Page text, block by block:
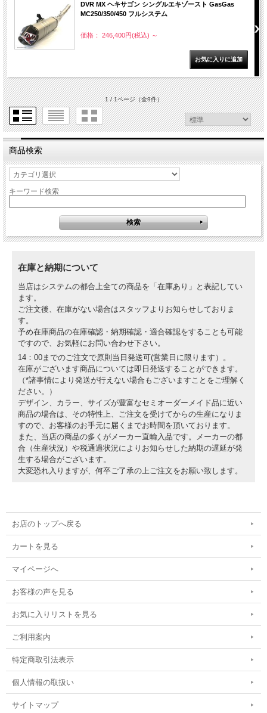
DVR MX ヘキサゴン シングルエキゾースト GasGas
MC250/350/450 フルシステム
価格： 246,400円(税込) ～
1 / 1ページ（全9件）
商品検索
キーワード検索
在庫と納期について
当店はシステムの都合上全ての商品を「在庫あり」と表記してい
ます。
ご注文後、在庫がない場合はスタッフよりお知らせしておりま
す。
予め在庫商品の在庫確認・納期確認・適合確認をすることも可能
ですので、お気軽にお問い合わせ下さい。
14：00までのご注文で原則当日発送可(営業日に限ります）。
在庫がございます商品については即日発送することができます。
（*諸事情により発送が行えない場合もございますことをご理解く
ださい。）
デザイン、カラー、サイズが豊富なセミオーダーメイド品に近い
商品の場合は、その特性上、ご注文を受けてからの生産になりま
すので、お客様のお手元に届くまでお時間を頂いております。
また、当店の商品の多くがメーカー直輸入品です。メーカーの都
合（生産状況）や税通過状況によりお知らせした納期の遅延が発
生する場合がございます。
大変恐れ入りますが、何卒ご了承の上ご注文をお願い致します。
お店のトップへ戻る
カートを見る
マイページへ
お客様の声を見る
お気に入りリストを見る
ご利用案内
特定商取引法表示
個人情報の取扱い
サイトマップ